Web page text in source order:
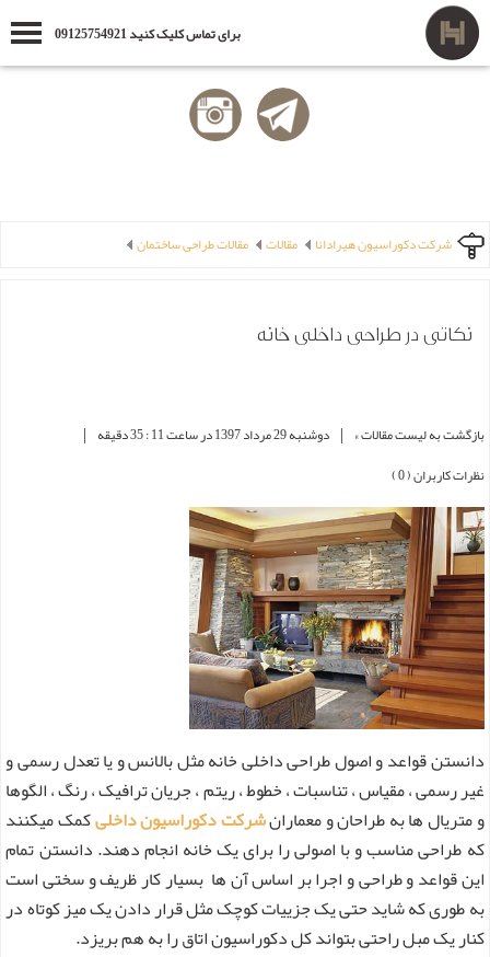
برای تماس کلیک کنید 09125754921
شرکت دکوراسیون هیرادانا مقالات مقالات طراحی ساختمان
نکاتی در طراحی داخلی خانه
بازگشت به لیست مقالات » | دوشنبه 29 مرداد 1397 در ساعت 11 : 35 دقیقه |
نظرات کاربران ( 0 )
دانستن قواعد و اصول طراحی داخلی خانه مثل بالانس و یا تعدل رسمی و
غیر رسمی ، مقیاس ، تناسبات ، خطوط ، ریتم ، جریان ترافیک ، رنگ ، الگوها
و متریال ها به طراحان و معمارانشرکت دکوراسیون داخلیکمک میکنند
که طراحی مناسب و با اصولی را برای یک خانه انجام دهند. دانستن تمام
این قواعد و طراحی و اجرا بر اساس آن ها بسیار کار ظریف و سختی است
به طوری که شاید حتی یک جزییات کوچک مثل قرار دادن یک میز کوتاه در
کنار یک مبل راحتی بتواند کل دکوراسیون اتاق را به هم بریزد.